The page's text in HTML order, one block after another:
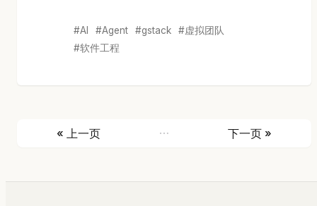
AI Agent gstack
虚拟团队
软件工程
« 上一页 … 下一页 »